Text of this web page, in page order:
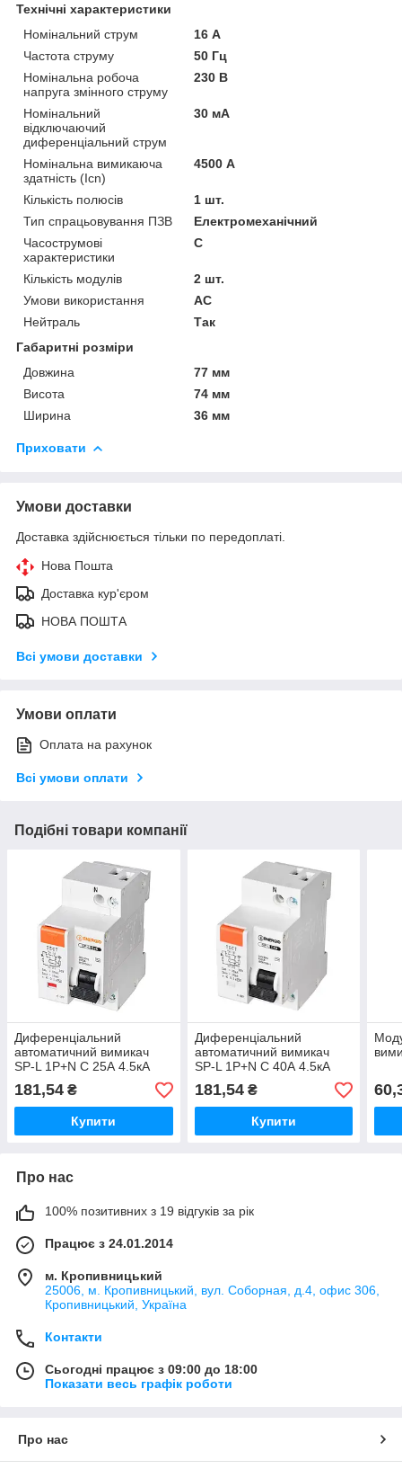
Технічні характеристики
Номінальний струм
16 А
Частота струму
50 Гц
Номінальна робоча
напруга змінного струму
230 В
Номінальний
відключаючий
диференціальний струм
30 мА
Номінальна вимикаюча
здатність (Icn)
4500 А
Кількість полюсів
1 шт.
Тип спрацьовування ПЗВ
Електромеханічний
Часострумові
характеристики
C
Кількість модулів
2 шт.
Умови використання
АС
Нейтраль
Так
Габаритні розміри
Довжина
77 мм
Висота
74 мм
Ширина
36 мм
Приховати
Умови доставки
Доставка здійснюється тільки по передоплаті.
Нова Пошта
Доставка кур'єром
НОВА ПОШТА
Всі умови доставки
Умови оплати
Оплата на рахунок
Всі умови оплати
Подібні товари компанії
Диференціальний
автоматичний вимикач
SP-L 1P+N C 25А 4.5кА
181,54 ₴
Купити
Диференціальний
автоматичний вимикач
SP-L 1P+N C 40А 4.5кА
181,54₴
Купити
Про нас
100% позитивних з 19 відгуків за рік
Працює з 24.01.2014
м. Кропивницький
25006, м. Кропивницький, вул. Соборная, д.4, офис 306,
Кропивницький, Україна
Контакти
Сьогодні працює з 09:00 до 18:00
Показати весь графік роботи
Про нас